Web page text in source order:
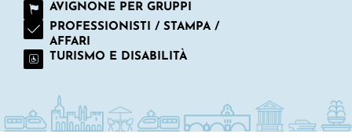
AVIGNONE PER GRUPPI
PROFESSIONISTI / STAMPA /
AFFARI
TURISMO E DISABILITÀ